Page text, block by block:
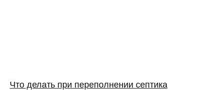
Что делать при переполнении септика